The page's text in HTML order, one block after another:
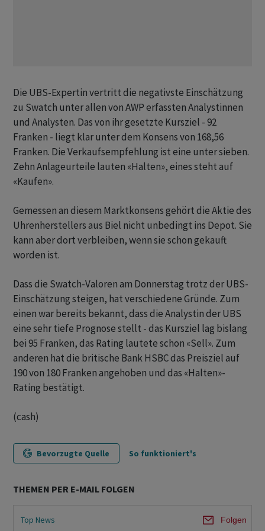
Die UBS-Expertin vertritt die negativste Einschätzung
zu Swatch unter allen von AWP erfassten Analystinnen
und Analysten. Das von ihr gesetzte Kursziel - 92
Franken - liegt klar unter dem Konsens von 168,56
Franken. Die Verkaufsempfehlung ist eine unter sieben.
Zehn Anlageurteile lauten «Halten», eines steht auf
«Kaufen».
Gemessen an diesem Marktkonsens gehört die Aktie des
Uhrenherstellers aus Biel nicht unbedingt ins Depot. Sie
kann aber dort verbleiben, wenn sie schon gekauft
worden ist.
Dass die Swatch-Valoren am Donnerstag trotz der UBS-
Einschätzung steigen, hat verschiedene Gründe. Zum
einen war bereits bekannt, dass die Analystin der UBS
eine sehr tiefe Prognose stellt - das Kursziel lag bislang
bei 95 Franken, das Rating lautete schon «Sell». Zum
anderen hat die britische Bank HSBC das Preisziel auf
190 von 180 Franken angehoben und das «Halten»-
Rating bestätigt.
(cash)
Bevorzugte Quelle So funktioniert's
THEMEN PER E-MAIL FOLGEN
Top News Folgen